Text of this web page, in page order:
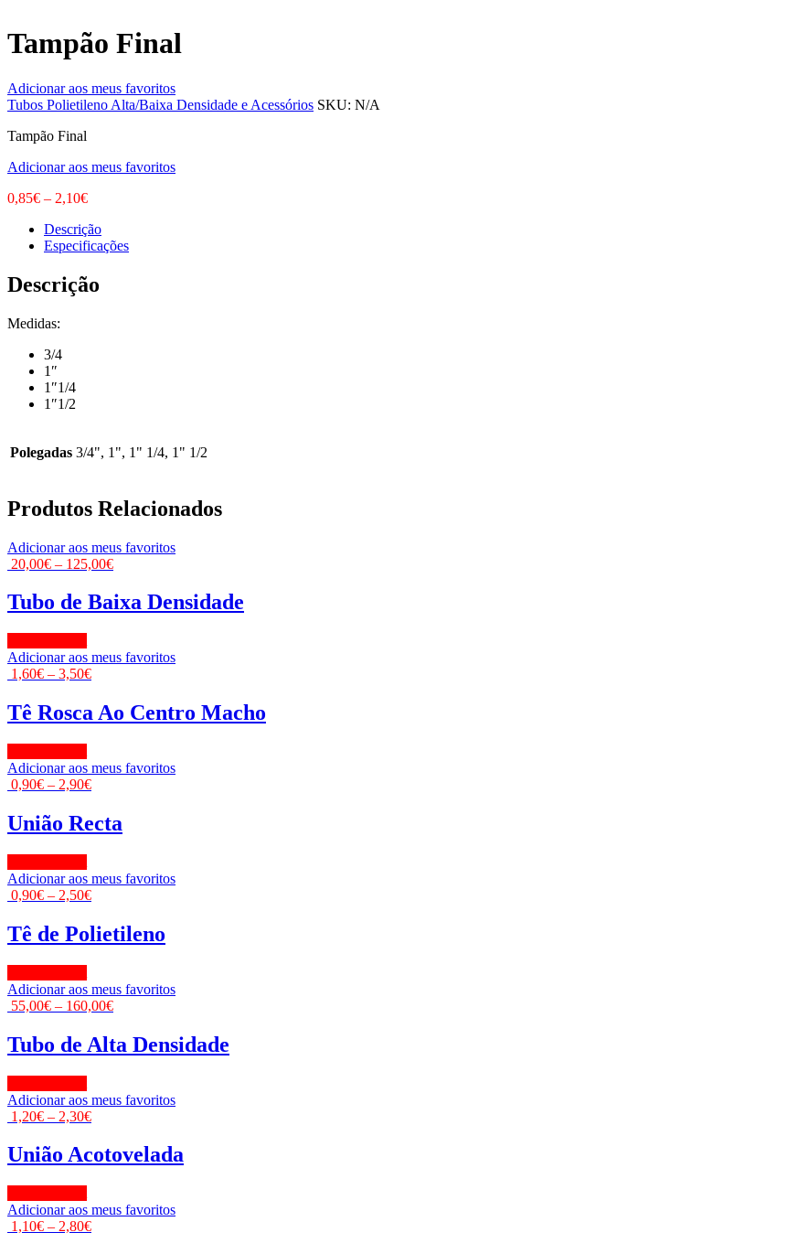
Tampão Final
Adicionar aos meus favoritos
Tubos Polietileno Alta/Baixa Densidade e Acessórios SKU: N/A
Tampão Final
Adicionar aos meus favoritos
0,85€ – 2,10€
Descrição
Especificações
Descrição
Medidas:
3/4
1″
1″1/4
1″1/2
Polegadas 3/4", 1", 1" 1/4, 1" 1/2
Produtos Relacionados
Adicionar aos meus favoritos
20,00€ – 125,00€
Tubo de Baixa Densidade
Adicionar aos meus favoritos
1,60€ – 3,50€
Tê Rosca Ao Centro Macho
Adicionar aos meus favoritos
0,90€ – 2,90€
União Recta
Adicionar aos meus favoritos
0,90€ – 2,50€
Tê de Polietileno
Adicionar aos meus favoritos
55,00€ – 160,00€
Tubo de Alta Densidade
Adicionar aos meus favoritos
1,20€ – 2,30€
União Acotovelada
Adicionar aos meus favoritos
1,10€ – 2,80€